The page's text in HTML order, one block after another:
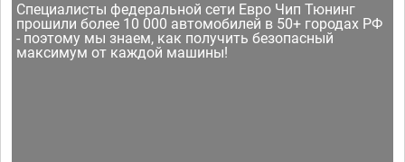
Специалисты федеральной сети Евро Чип Тюнинг
прошили более 10 000 автомобилей в 50+ городах РФ
- поэтому мы знаем, как получить безопасный
максимум от каждой машины!